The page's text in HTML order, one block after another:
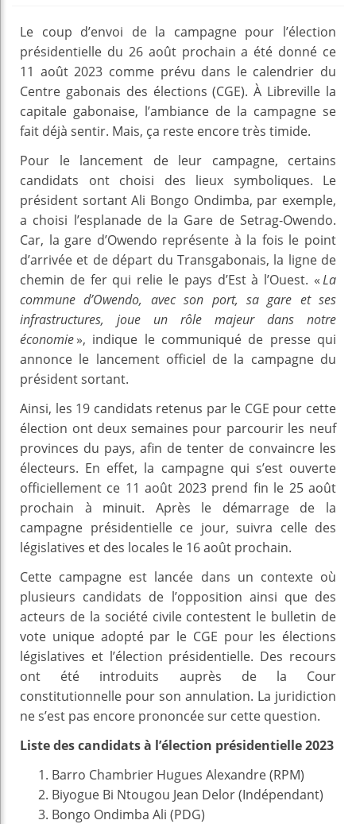
Le coup d’envoi de la campagne pour l’élection
présidentielle du 26 août prochain a été donné ce
11 août 2023 comme prévu dans le calendrier du
Centre gabonais des élections (CGE). À Libreville la
capitale gabonaise, l’ambiance de la campagne se
fait déjà sentir. Mais, ça reste encore très timide.
Pour le lancement de leur campagne, certains
candidats ont choisi des lieux symboliques. Le
président sortant Ali Bongo Ondimba, par exemple,
a choisi l’esplanade de la Gare de Setrag-Owendo.
Car, la gare d’Owendo représente à la fois le point
d’arrivée et de départ du Transgabonais, la ligne de
chemin de fer qui relie le pays d’Est à l’Ouest. «La
commune d’Owendo, avec son port, sa gare et ses
infrastructures, joue un rôle majeur dans notre
économie», indique le communiqué de presse qui
annonce le lancement officiel de la campagne du
président sortant.
Ainsi, les 19 candidats retenus par le CGE pour cette
élection ont deux semaines pour parcourir les neuf
provinces du pays, afin de tenter de convaincre les
électeurs. En effet, la campagne qui s’est ouverte
officiellement ce 11 août 2023 prend fin le 25 août
prochain à minuit. Après le démarrage de la
campagne présidentielle ce jour, suivra celle des
législatives et des locales le 16 août prochain.
Cette campagne est lancée dans un contexte où
plusieurs candidats de l’opposition ainsi que des
acteurs de la société civile contestent le bulletin de
vote unique adopté par le CGE pour les élections
législatives et l’élection présidentielle. Des recours
ont été introduits auprès de la Cour
constitutionnelle pour son annulation. La juridiction
ne s’est pas encore prononcée sur cette question.
Liste des candidats à l’élection présidentielle 2023
Barro Chambrier Hugues Alexandre (RPM)
Biyogue Bi Ntougou Jean Delor (Indépendant)
Bongo Ondimba Ali (PDG)